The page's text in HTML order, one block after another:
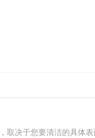
取决于您要清洁的具体